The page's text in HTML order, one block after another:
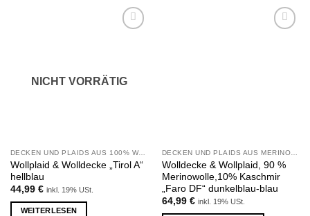
NICHT VORRÄTIG
DECKEN UND PLAIDS AUS 100% WOLLE
Wollplaid & Wolldecke „Tirol A“
hellblau
44,99 € inkl. 19% USt.
WEITERLESEN
DECKEN UND PLAIDS AUS MERINOWOLLE UND KASCHMIR
Wolldecke & Wollplaid, 90 %
Merinowolle,10% Kaschmir
„Faro DF“ dunkelblau-blau
64,99 € inkl. 19% USt.